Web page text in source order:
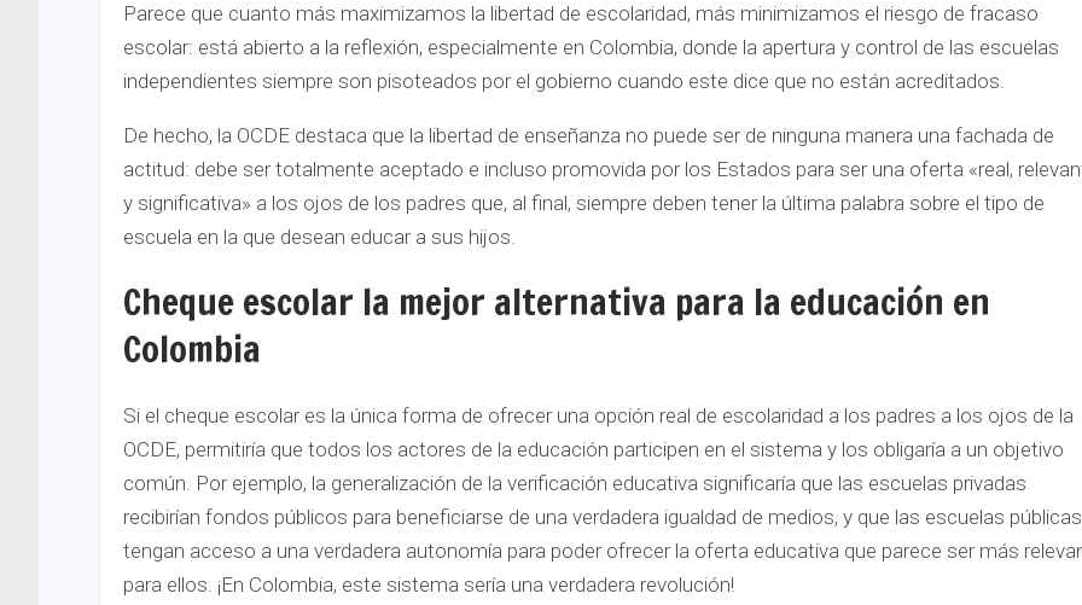
Parece que cuanto más maximizamos la libertad de escolaridad, más minimizamos el riesgo de fracaso
escolar: está abierto a la reflexión, especialmente en Colombia, donde la apertura y control de las escuelas
independientes siempre son pisoteados por el gobierno cuando este dice que no están acreditados.
De hecho, la OCDE destaca que la libertad de enseñanza no puede ser de ninguna manera una fachada de
actitud: debe ser totalmente aceptado e incluso promovida por los Estados para ser una oferta «real,
y significativa» a los ojos de los padres que, al final, siempre deben tener la última palabra sobre el tipo de
escuela en la que desean educar a sus hijos.
Cheque escolar la mejor alternativa para la educación en
Colombia
Si el cheque escolar es la única forma de ofrecer una opción real de escolaridad a los padres a los ojos de la
OCDE, permitiría que todos los actores de la educación participen en el sistema y los obligaría a un objetivo
común. Por ejemplo, la generalización de la verificación educativa significaría que las escuelas privadas
recibirían fondos públicos para beneficiarse de una verdadera igualdad de medios, y que las escuelas públicas
tengan acceso a una verdadera autonomía para poder ofrecer la oferta educativa que parece ser más
para ellos. ¡En Colombia, este sistema sería una verdadera revolución!